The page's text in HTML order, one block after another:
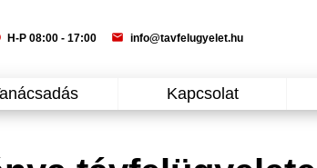
H-P 08:00 - 17:00 mail info@tavfelugyelet.hu
Kapcsolat